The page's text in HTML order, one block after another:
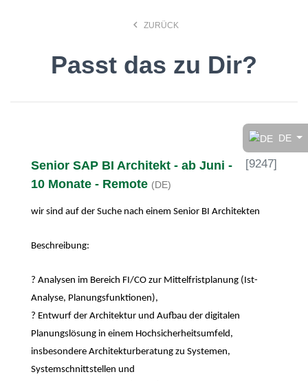
DE
Finde den Job, der Dir
search
Anstellungsart
Ort
keyboard_arrow_left ZURÜCK
Passt das zu Dir?
Senior SAP BI Architekt - ab Juni -
10 Monate - Remote (DE)
[9247]
wir sind auf der Suche nach einem Senior BI Architekten
Beschreibung:
? Analysen im Bereich FI/CO zur Mittelfristplanung (Ist-
Analyse, Planungsfunktionen),
? Entwurf der Architektur und Aufbau der digitalen
Planungslösung in einem Hochsicherheitsumfeld,
insbesondere Architekturberatung zu Systemen,
Systemschnittstellen und